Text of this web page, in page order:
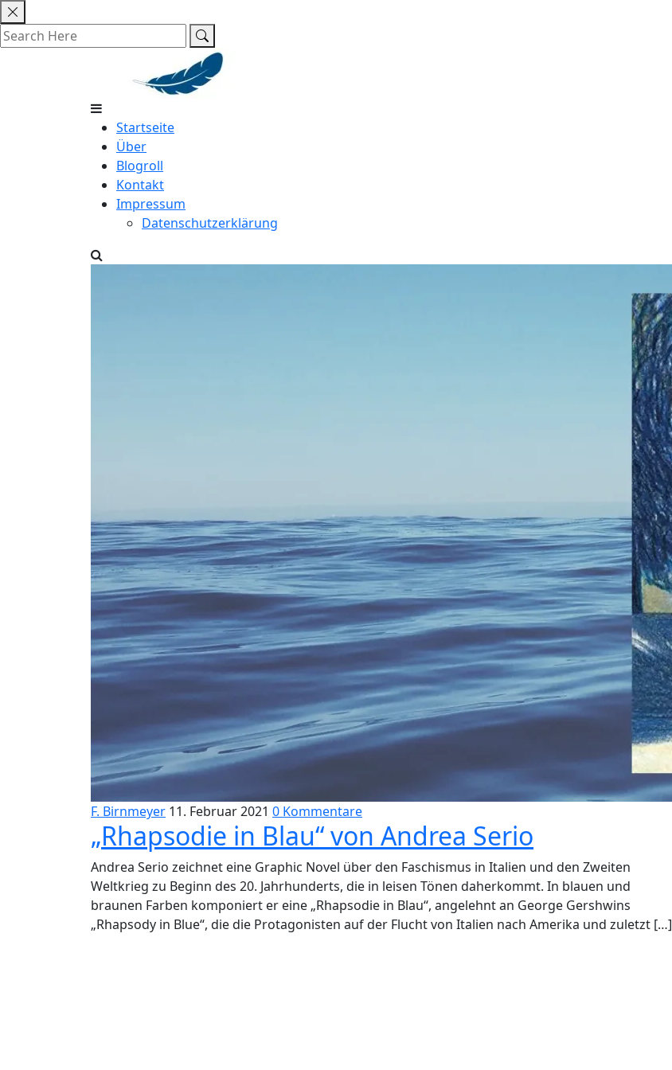
Skip
to
content
Startseite
Über
Blogroll
Kontakt
Impressum
Datenschutzerklärung
F. Birnmeyer 11. Februar 2021 0 Kommentare
„Rhapsodie in Blau“ von Andrea Serio
Andrea Serio zeichnet eine Graphic Novel über den Faschismus in Italien und den Zweiten
Weltkrieg zu Beginn des 20. Jahrhunderts, die in leisen Tönen daherkommt. In blauen und
braunen Farben komponiert er eine „Rhapsodie in Blau“, angelehnt an George Gershwins
„Rhapsody in Blue“, die die Protagonisten auf der Flucht von Italien nach Amerika und zuletzt […]